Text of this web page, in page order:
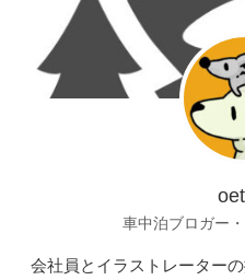
車中泊ブロガー
会社員とイラストレーター